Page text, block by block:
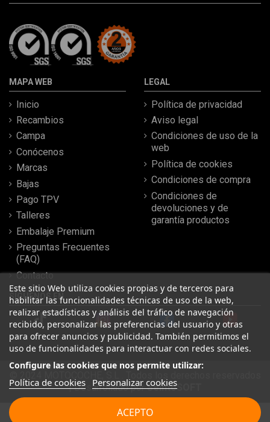
Leer más reseñas
MAPA WEB
Inicio
Recambios
Campa
Conócenos
Marcas
Bajas
Pago TPV
Talleres
Embalaje Premium
Preguntas Frecuentes
(FAQ)
Contacto
LEGAL
Política de privacidad
Aviso legal
Condiciones de uso de la
web
Política de cookies
Condiciones de compra
Condiciones de
devoluciones y de
garantía productos
Este sitio Web utiliza cookies propias y de terceros para
habilitar las funcionalidades técnicas de uso de la web,
realizar estadísticas y análisis del tráfico de navegación
recibido, personalizar las preferencias del usuario y otras
para ofrecer anuncios y publicidad. También permitimos el
uso de funcionalidades para interactuar con redes sociales.
Configure las cookies que nos permite utilizar:
Política de cookies Personalizar cookies
ACEPTO
SÍGUENOS EN
| Desarrollado porSeintoSOFT